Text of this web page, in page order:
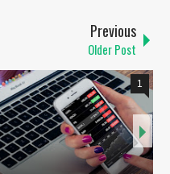
Previous
Older Post
1